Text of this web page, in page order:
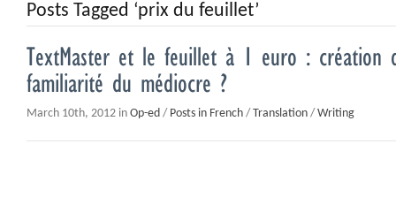
Posts Tagged ‘prix du feuillet’
TextMaster et le feuillet à 1 euro : création
familiarité du médiocre ?
March 10th, 2012 in Op-ed / Posts in French / Translation / Writing